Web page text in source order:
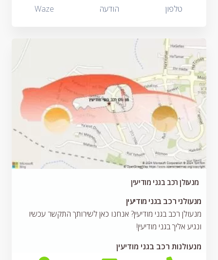
טלפון הודעה Waze
מנעולן רכב בגני מודיעין
מנעולני רכב בגני מודיעין
מנעולן רכב בגני מודיעין? אנחנו כאן לשירותך התקשר עכשיו
ונגיע אליך בגני מודיעין!
מנעולנות רכב בגני מודיעין